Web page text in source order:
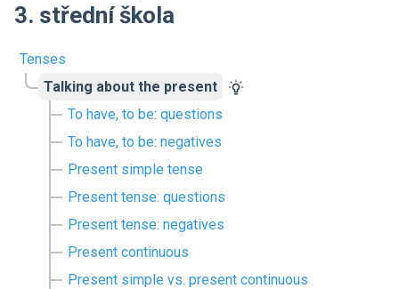
Tenses
Talking about the present
To have, to be: questions
To have, to be: negatives
Present simple tense
Present tense: questions
Present tense: negatives
Present continuous
Present simple vs. present continuous
3. střední škola